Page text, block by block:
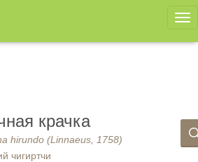
крачка
hirundo (Linnaeus, 1758)
чигиртчи